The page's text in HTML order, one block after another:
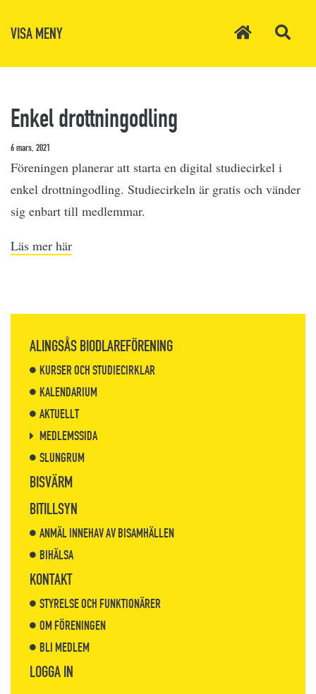
VISA MENY
Enkel drottningodling
6 mars, 2021
Föreningen planerar att starta en digital studiecirkel i
enkel drottningodling. Studiecirkeln är gratis och vänder
sig enbart till medlemmar.
Läs mer här
ALINGSÅS BIODLAREFÖRENING
KURSER OCH STUDIECIRKLAR
KALENDARIUM
AKTUELLT
MEDLEMSSIDA
SLUNGRUM
BISVÄRM
BITILLSYN
ANMÄL INNEHAV AV BISAMHÄLLEN
BIHÄLSA
KONTAKT
STYRELSE OCH FUNKTIONÄRER
OM FÖRENINGEN
BLI MEDLEM
LOGGA IN